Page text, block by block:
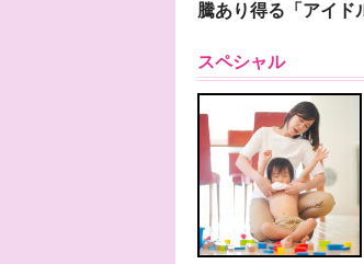
騰あり得る「アイド
スペシャル